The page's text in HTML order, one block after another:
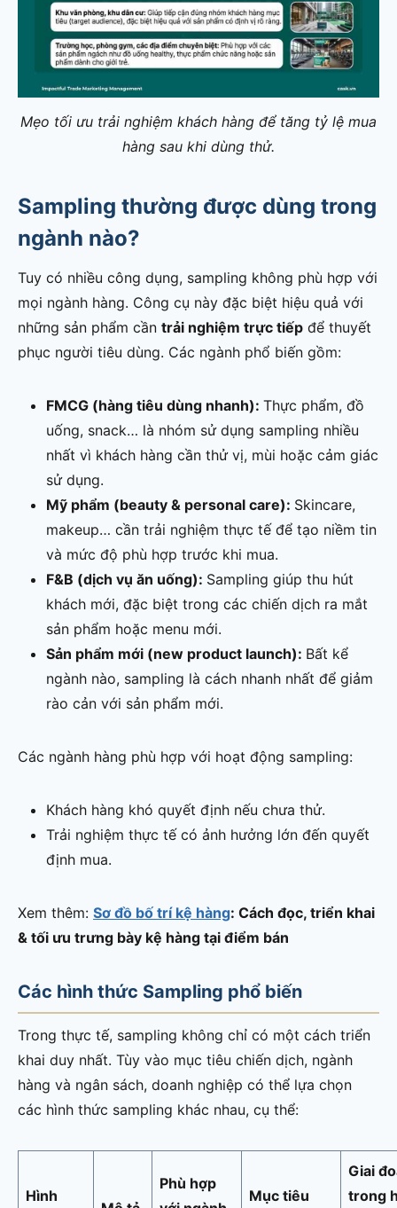
Mẹo tối ưu trải nghiệm khách hàng để tăng tỷ lệ mua
hàng sau khi dùng thử.
Sampling thường được dùng trong
ngành nào?
Tuy có nhiều công dụng, sampling không phù hợp với
mọi ngành hàng. Công cụ này đặc biệt hiệu quả với
những sản phẩm cần trải nghiệm trực tiếp để thuyết
phục người tiêu dùng. Các ngành phổ biến gồm:
FMCG (hàng tiêu dùng nhanh): Thực phẩm, đồ
uống, snack… là nhóm sử dụng sampling nhiều
nhất vì khách hàng cần thử vị, mùi hoặc cảm giác
sử dụng.
Mỹ phẩm (beauty & personal care): Skincare,
makeup… cần trải nghiệm thực tế để tạo niềm tin
và mức độ phù hợp trước khi mua.
F&B (dịch vụ ăn uống): Sampling giúp thu hút
khách mới, đặc biệt trong các chiến dịch ra mắt
sản phẩm hoặc menu mới.
Sản phẩm mới (new product launch): Bất kể
ngành nào, sampling là cách nhanh nhất để giảm
rào cản với sản phẩm mới.
Các ngành hàng phù hợp với hoạt động sampling:
Khách hàng khó quyết định nếu chưa thử.
Trải nghiệm thực tế có ảnh hưởng lớn đến quyết
định mua.
Xem thêm: Sơ đồ bố trí kệ hàng: Cách đọc, triển khai
& tối ưu trưng bày kệ hàng tại điểm bán
Các hình thức Sampling phổ biến
Trong thực tế, sampling không chỉ có một cách triển
khai duy nhất. Tùy vào mục tiêu chiến dịch, ngành
hàng và ngân sách, doanh nghiệp có thể lựa chọn
các hình thức sampling khác nhau, cụ thể:
Hình
Phù hợp
Mục tiêu
Giai
trong